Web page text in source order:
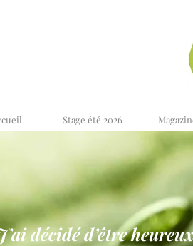
Stage été 2026
décidé d’être